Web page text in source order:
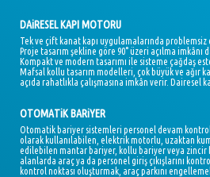
DAiRESEL KAPI MOTORU
Tek ve çift kanat kapı uygulamalarında problemsiz
Proje tasarım şekline göre 90° üzeri açılma imkânı
Kompakt ve modern tasarımı ile sisteme çağdaş
Mafsal kollu tasarım modelleri, çok büyük ve ağır
açıda rahatlıkla çalışmasına imkân verir. Dairesel
OTOMATiK BARiYER
Otomatik bariyer sistemleri personel devam
olarak kullanılabilen, elektrik motorlu, uzaktan
edilebilen mantar bariyer, kollu bariyer veya zincir
alanlarda araç ya da personel giriş çıkışlarını
kontrol noktası oluşturmak, araç parkını